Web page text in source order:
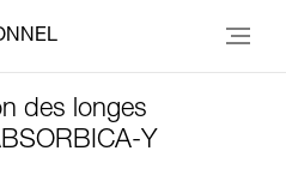
des longes
Y